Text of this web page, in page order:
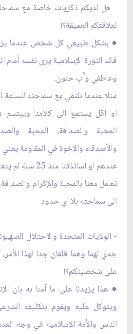
- هل لديكم ذكريات خاصة مع سماحة
لعلاقتكم العميقة؟!
● بشكل طبيعي كل شخص عندما
قائد الثورة الإسلامية يرى نفسه
وعاطفي وأب حنون.
مثلا عندما نلتقي مع سماحته
او اقل يستمع الى كلامنا ويبتسم
المحبة والصداقة، المحبة
والأصدقاء والإخوة في المقاومة يعني
عندهم او
تعامل معنا بالمحبة والإكرام
الى سماحته بلا اي حدود
- الولايات المتحدة والاحتلال
جدي لهما وهما قلقان جدا لهذا
على شخصيتكم؟!
● هذا يزيدنا على ما آمنا به بان
ويتوكل عليه ويقوم بتكليفه
الناس والأمة الإسلامية في وجه